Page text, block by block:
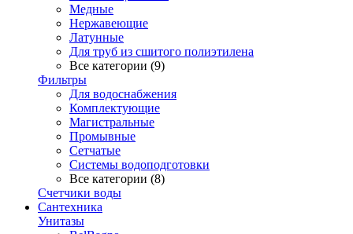
Медные
Нержавеющие
Латунные
Для труб из сшитого полиэтилена
Все категории (9)
Фильтры
Для водоснабжения
Комплектующие
Магистральные
Промывные
Сетчатые
Системы водоподготовки
Все категории (8)
Счетчики воды
Сантехника
Унитазы